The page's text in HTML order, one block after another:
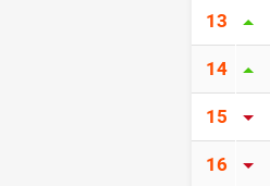
13
14
15
16